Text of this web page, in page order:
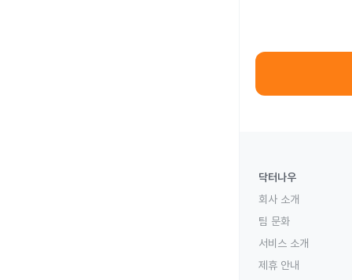
닥터나우
회사 소개
팀 문화
서비스 소개
제휴 안내